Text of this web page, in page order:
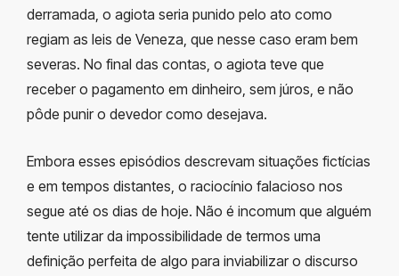
derramada, o agiota seria punido pelo ato como
regiam as leis de Veneza, que nesse caso eram bem
severas. No final das contas, o agiota teve que
receber o pagamento em dinheiro, sem júros, e não
pôde punir o devedor como desejava.
Embora esses episódios descrevam situações fictícias
e em tempos distantes, o raciocínio falacioso nos
segue até os dias de hoje. Não é incomum que alguém
tente utilizar da impossibilidade de termos uma
definição perfeita de algo para inviabilizar o discurso